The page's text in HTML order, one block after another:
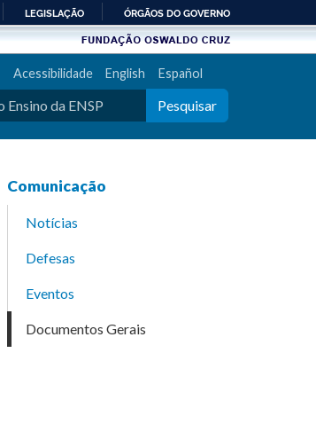
LEGISLAÇÃO ÓRGÃOS DO GOVERNO
Acessibilidade English Español
Pesquisar
Comunicação
Notícias
Defesas
Eventos
Documentos Gerais